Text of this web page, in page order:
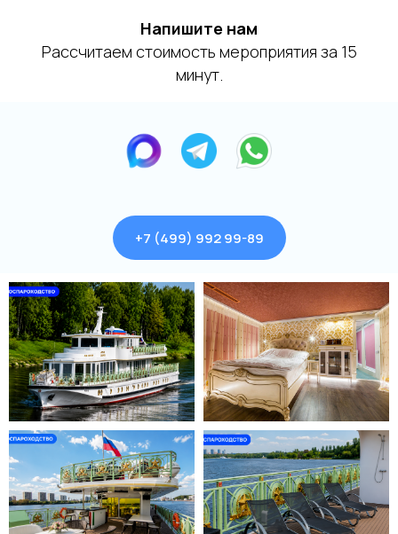
Напишите нам
Рассчитаем стоимость мероприятия за 15
минут.
+7 (499) 992 99-89